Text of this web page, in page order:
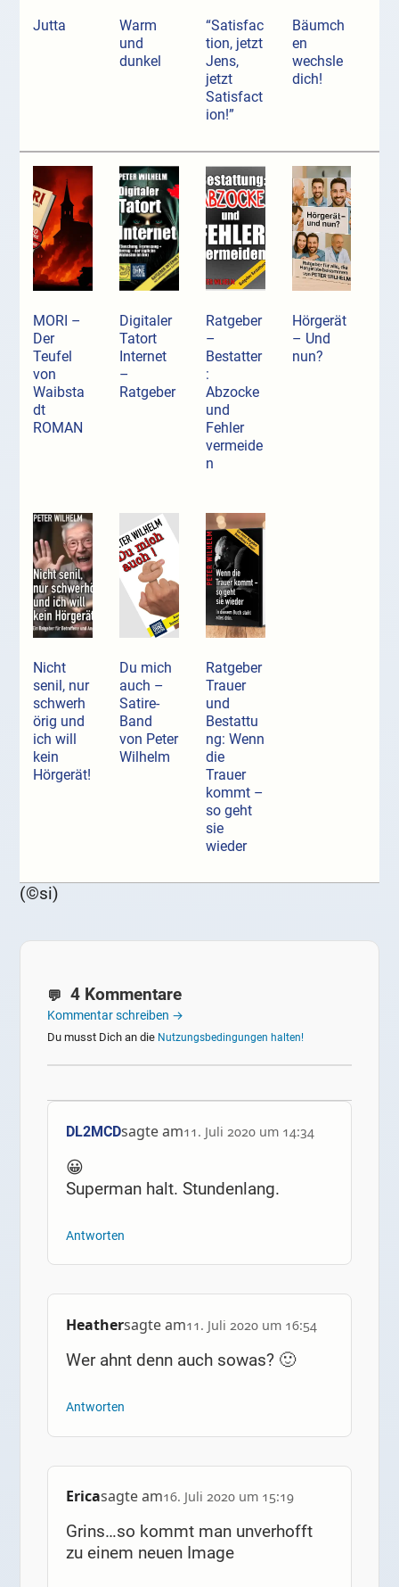
Jutta
Warm
und
dunkel
“Satisfac
tion, jetzt
Jens,
jetzt
Satisfact
ion!”
Bäumch
en
wechsle
dich!
MORI –
Der
Teufel
von
Waibsta
dt
ROMAN
Digitaler
Tatort
Internet
–
Ratgeber
Ratgeber
–
Bestatter
:
Abzocke
und
Fehler
vermeide
n
Hörgerät
– Und
nun?
Nicht
senil, nur
schwerh
örig und
ich will
kein
Hörgerät!
Du mich
auch –
Satire-
Band
von Peter
Wilhelm
Ratgeber
Trauer
und
Bestattu
ng: Wenn
die
Trauer
kommt –
so geht
sie
wieder
(©si)
4 Kommentare
Kommentar schreiben →
Du musst Dich an die Nutzungsbedingungen halten!
DL2MCDsagte am11. Juli 2020 um 14:34
😀
Superman halt. Stundenlang.
Antworten
Heathersagte am11. Juli 2020 um 16:54
Wer ahnt denn auch sowas? 🙂
Antworten
Ericasagte am16. Juli 2020 um 15:19
Grins…so kommt man unverhofft
zu einem neuen Image